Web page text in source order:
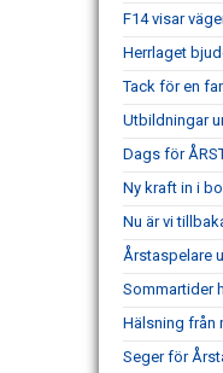
F14 visar
Herrlaget
Tack för en
Utbildningar
Dags för
Ny kraft in i
Nu är vi
Årstaspelare
Sommartider
Hälsning från
Seger för